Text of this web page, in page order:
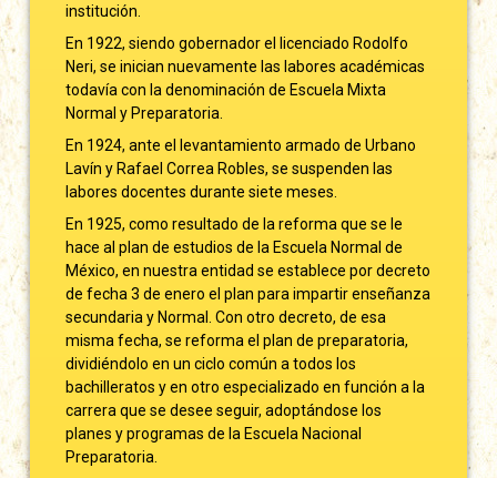
institución.
En 1922, siendo gobernador el licenciado Rodolfo
Neri, se inician nuevamente las labores académicas
todavía con la denominación de Escuela Mixta
Normal y Preparatoria.
En 1924, ante el levantamiento armado de Urbano
Lavín y Rafael Correa Robles, se suspenden las
labores docentes durante siete meses.
En 1925, como resultado de la reforma que se le
hace al plan de estudios de la Escuela Normal de
México, en nuestra entidad se establece por decreto
de fecha 3 de enero el plan para impartir enseñanza
secundaria y Normal. Con otro decreto, de esa
misma fecha, se reforma el plan de preparatoria,
dividiéndolo en un ciclo común a todos los
bachilleratos y en otro especializado en función a la
carrera que se desee seguir, adoptándose los
planes y programas de la Escuela Nacional
Preparatoria.